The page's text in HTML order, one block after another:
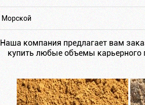
Морской
Наша компания предлагает вам
купить любые объемы карьерного